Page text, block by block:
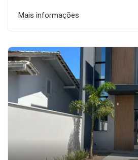
Mais informações